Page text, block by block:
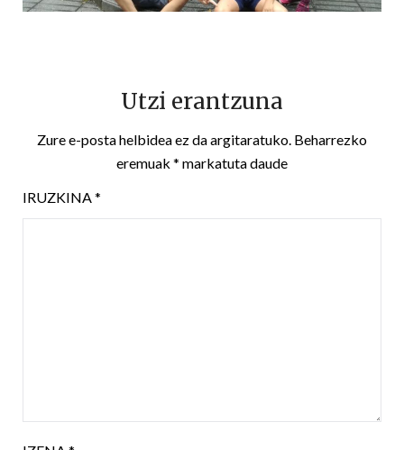
Utzi erantzuna
Zure e-posta helbidea ez da argitaratuko. Beharrezko
eremuak * markatuta daude
IRUZKINA*